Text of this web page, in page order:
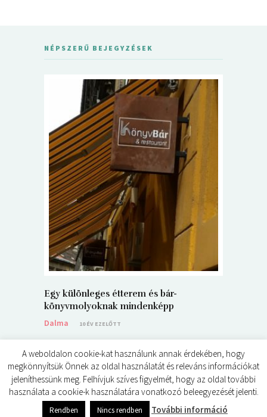
NÉPSZERŰ BEJEGYZÉSEK
Egy különleges étterem és bár-
könyvmolyoknak mindenképp
Dalma
10 ÉV EZELŐTT
© ÉDES KIS KÖNYVKRITIKÁK 2024
A weboldalon cookie-kat használunk annak érdekében, hogy
megkönnyítsük Önnek az oldal használatát és releváns információkat
jeleníthessünk meg. Felhívjuk szíves figyelmét, hogy az oldal további
használata a cookie-k használatára vonatkozó beleegyezését jelenti.
Rendben Nincs rendben További információ